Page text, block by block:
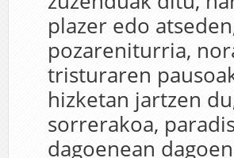
plazer edo
pozareniturria,
tristuraren
hizketan jartzen
sorrerakoa,
dagoenean